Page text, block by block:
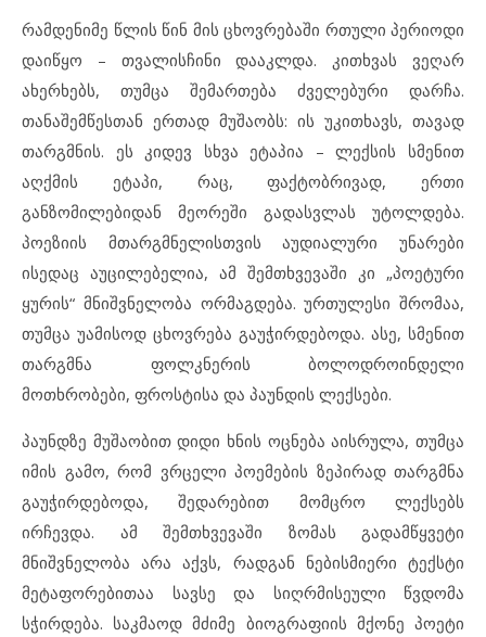
რამდენიმე წლის წინ მის ცხოვრებაში რთული პერიოდი
დაიწყო – თვალისჩინი დააკლდა. კითხვას ვეღარ
ახერხებს, თუმცა შემართება ძველებური დარჩა.
თანაშემწესთან ერთად მუშაობს: ის უკითხავს, თავად
თარგმნის. ეს კიდევ სხვა ეტაპია – ლექსის სმენით
აღქმის ეტაპი, რაც, ფაქტობრივად, ერთი
განზომილებიდან მეორეში გადასვლას უტოლდება.
პოეზიის მთარგმნელისთვის აუდიალური უნარები
ისედაც აუცილებელია, ამ შემთხვევაში კი „პოეტური
ყურის“ მნიშვნელობა ორმაგდება. ურთულესი შრომაა,
თუმცა უამისოდ ცხოვრება გაუჭირდებოდა. ასე, სმენით
თარგმნა ფოლკნერის ბოლოდროინდელი
მოთხრობები, ფროსტისა და პაუნდის ლექსები.
პაუნდზე მუშაობით დიდი ხნის ოცნება აისრულა, თუმცა
იმის გამო, რომ ვრცელი პოემების ზეპირად თარგმნა
გაუჭირდებოდა, შედარებით მომცრო ლექსებს
ირჩევდა. ამ შემთხვევაში ზომას გადამწყვეტი
მნიშვნელობა არა აქვს, რადგან ნებისმიერი ტექსტი
მეტაფორებითაა სავსე და სიღრმისეული წვდომა
სჭირდება. საკმაოდ მძიმე ბიოგრაფიის მქონე პოეტი